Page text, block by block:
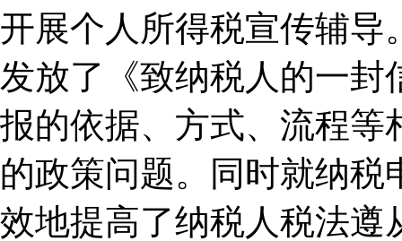
开展个人所得税宣传辅导
发放了《致纳税人的一封
报的依据、方式、流程等
的政策问题。同时就纳
效地提高了纳税人税法遵